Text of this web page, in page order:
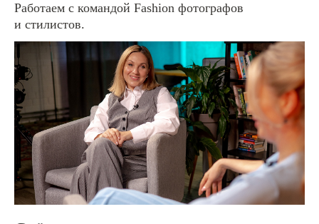
Работаем с командой Fashion фотографов
и стилистов.